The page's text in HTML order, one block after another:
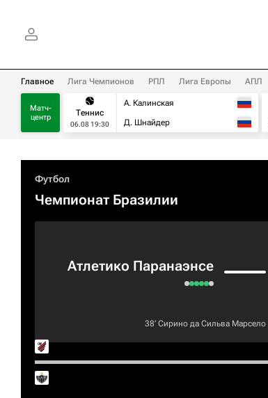
Главное Лига Чемпионов РПЛ Лига Европы АПЛ
Матч-
центр
Теннис
06.08 19:30
А. Калинская
Д. Шнайдер
Футбол
Чемпионат Бразилии
Атлетико Паранаэнсе
38‎’‎ Сирино да Сильва Марсело